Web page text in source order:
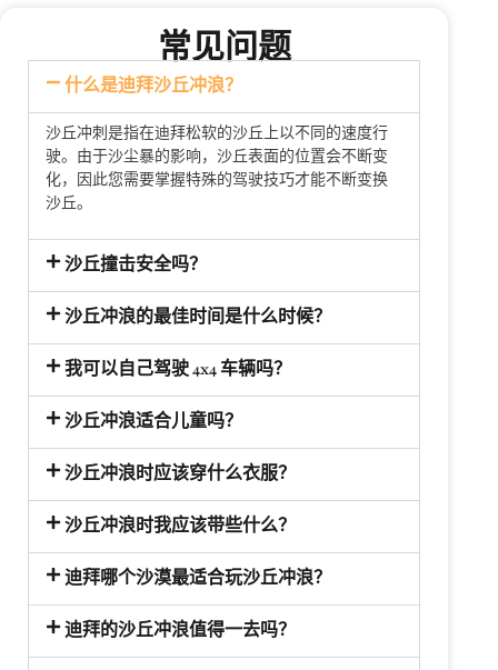
常见问题
什么是迪拜沙丘冲浪？
沙丘冲刺是指在迪拜松软的沙丘上以不同的速度行
驶。由于沙尘暴的影响，沙丘表面的位置会不断变
化，因此您需要掌握特殊的驾驶技巧才能不断变换
沙丘。
沙丘撞击安全吗？
沙丘冲浪的最佳时间是什么时候？
我可以自己驾驶 4x4 车辆吗？
沙丘冲浪适合儿童吗？
沙丘冲浪时应该穿什么衣服？
沙丘冲浪时我应该带些什么？
迪拜哪个沙漠最适合玩沙丘冲浪？
迪拜的沙丘冲浪值得一去吗？